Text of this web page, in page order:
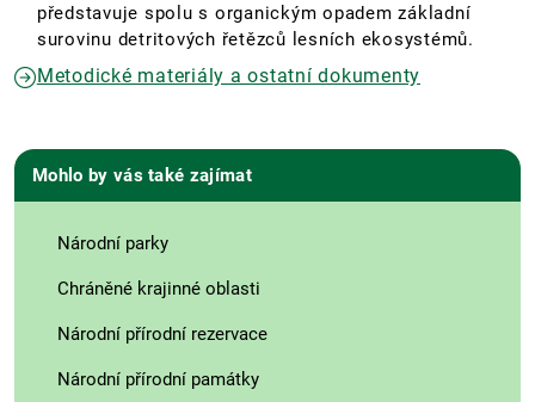
představuje spolu s organickým opadem základní
surovinu detritových řetězců lesních ekosystémů.
Metodické materiály a ostatní dokumenty
Mohlo by vás také zajímat
Národní parky
Chráněné krajinné oblasti
Národní přírodní rezervace
Národní přírodní památky